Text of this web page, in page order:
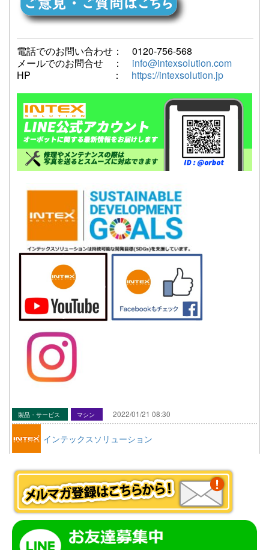
電話でのお問い合わせ： 0120-756-568
メールでのお問合せ ： info@intexsolution.com
HP ： https://intexsolution.jp
製品・サービス マシン 2022/01/21 08:30
インテックスソリューション